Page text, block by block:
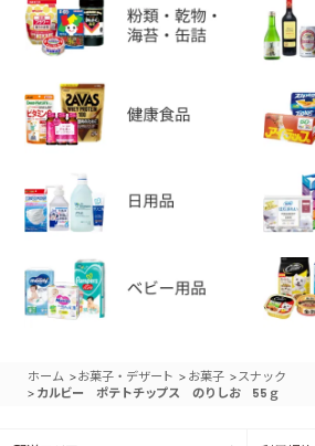
ホーム >お菓子・デザート > お菓子 > スナック
> カルビー ポテトチップス のりしお 55ｇ